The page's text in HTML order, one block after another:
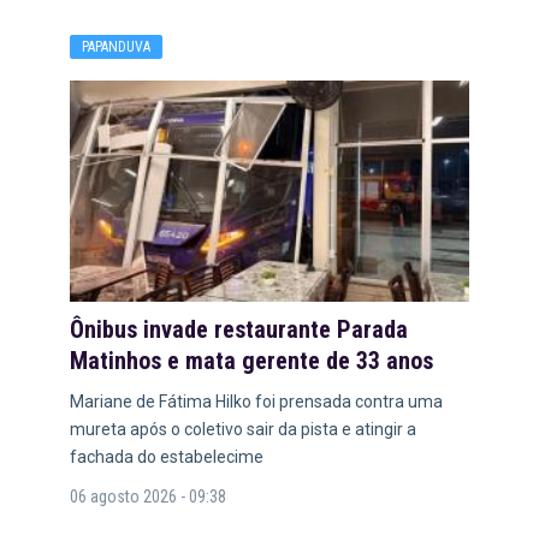
PAPANDUVA
Ônibus invade restaurante Parada
Matinhos e mata gerente de 33 anos
Mariane de Fátima Hilko foi prensada contra uma
mureta após o coletivo sair da pista e atingir a
fachada do estabelecime
06 agosto 2026 - 09:38